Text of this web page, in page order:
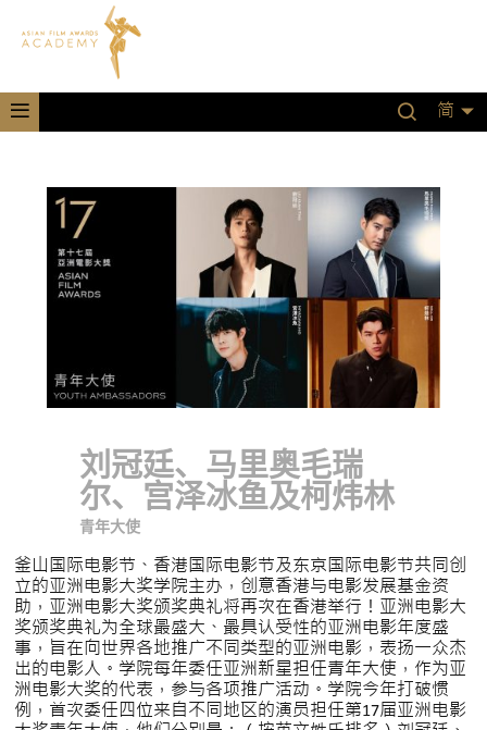
简
刘冠廷、马里奥毛瑞
尔、宫泽冰鱼及柯炜林
青年大使
釜山国际电影节、香港国际电影节及东京国际电影节共同创
立的亚洲电影大奖学院主办，创意香港与电影发展基金资
助，亚洲电影大奖颁奖典礼将再次在香港举行！亚洲电影大
奖颁奖典礼为全球最盛大、最具认受性的亚洲电影年度盛
事，旨在向世界各地推广不同类型的亚洲电影，表扬一众杰
出的电影人。学院每年委任亚洲新星担任青年大使，作为亚
洲电影大奖的代表，参与各项推广活动。学院今年打破惯
例，首次委任四位来自不同地区的演员担任第17届亚洲电影